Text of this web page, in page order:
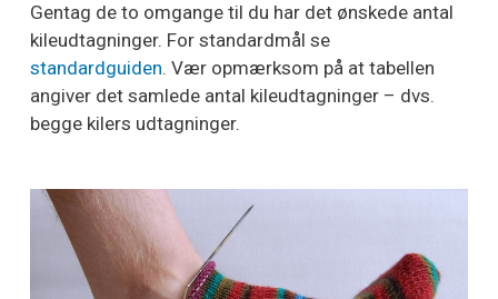
Gentag de to omgange til du har det ønskede antal
kileudtagninger. For standardmål se
standardguiden. Vær opmærksom på at tabellen
angiver det samlede antal kileudtagninger – dvs.
begge kilers udtagninger.